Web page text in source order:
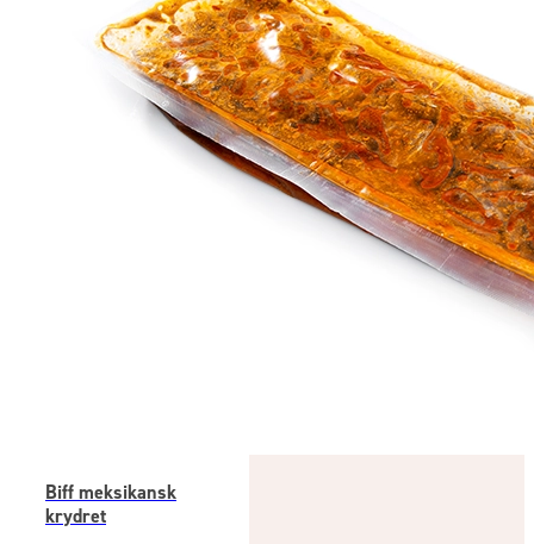
Biff meksikansk
krydret